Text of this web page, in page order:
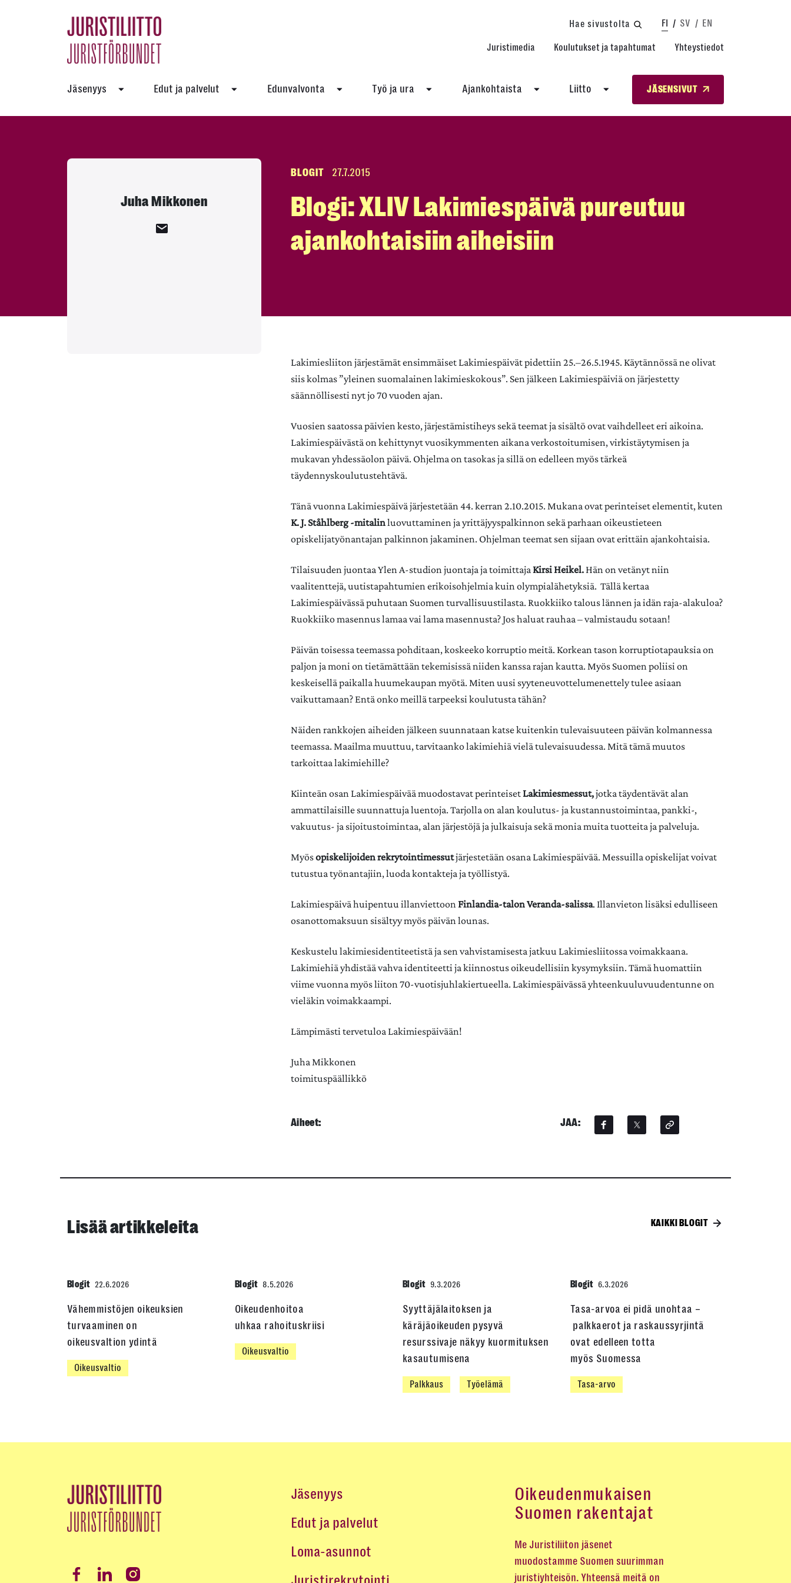
Hae sivustolta FI SV EN
Juristimedia Koulutukset ja tapahtumat Yhteystiedot
Jäsenyys Edut ja palvelut Edunvalvonta Työ ja ura Ajankohtaista Liitto JÄSENSIVUT
BLOGIT 27.7.2015
Blogi: XLIV Lakimiespäivä pureutuu
ajankohtaisiin aiheisiin
Juha Mikkonen
Lakimiesliiton järjestämät ensimmäiset Lakimiespäivät pidettiin 25.–26.5.1945. Käytännössä ne olivat
siis kolmas ”yleinen suomalainen lakimieskokous”. Sen jälkeen Lakimiespäiviä on järjestetty
säännöllisesti nyt jo 70 vuoden ajan.
Vuosien saatossa päivien kesto, järjestämistiheys sekä teemat ja sisältö ovat vaihdelleet eri aikoina.
Lakimiespäivästä on kehittynyt vuosikymmenten aikana verkostoitumisen, virkistäytymisen ja
mukavan yhdessäolon päivä. Ohjelma on tasokas ja sillä on edelleen myös tärkeä
täydennyskoulutustehtävä.
Tänä vuonna Lakimiespäivä järjestetään 44. kerran 2.10.2015. Mukana ovat perinteiset elementit, kuten
K. J. Ståhlberg -mitalinluovuttaminen ja yrittäjyyspalkinnon sekä parhaan oikeustieteen
opiskelijatyönantajan palkinnon jakaminen. Ohjelman teemat sen sijaan ovat erittäin ajankohtaisia.
Tilaisuuden juontaa Ylen A-studion juontaja ja toimittajaKirsi Heikel.Hän on vetänyt niin
vaalitenttejä, uutistapahtumien erikoisohjelmia kuin olympialähetyksiä. Tällä kertaa
Lakimiespäivässä puhutaan Suomen turvallisuustilasta. Ruokkiiko talous lännen ja idän raja-alakuloa?
Ruokkiiko masennus lamaa vai lama masennusta? Jos haluat rauhaa – valmistaudu sotaan!
Päivän toisessa teemassa pohditaan, koskeeko korruptio meitä. Korkean tason korruptiotapauksia on
paljon ja moni on tietämättään tekemisissä niiden kanssa rajan kautta. Myös Suomen poliisi on
keskeisellä paikalla huumekaupan myötä. Miten uusi syyteneuvottelumenettely tulee asiaan
vaikuttamaan? Entä onko meillä tarpeeksi koulutusta tähän?
Näiden rankkojen aiheiden jälkeen suunnataan katse kuitenkin tulevaisuuteen päivän kolmannessa
teemassa. Maailma muuttuu, tarvitaanko lakimiehiä vielä tulevaisuudessa. Mitä tämä muutos
tarkoittaa lakimiehille?
Kiinteän osan Lakimiespäivää muodostavat perinteisetLakimiesmessut,jotka täydentävät alan
ammattilaisille suunnattuja luentoja. Tarjolla on alan koulutus- ja kustannustoimintaa, pankki-,
vakuutus- ja sijoitustoimintaa, alan järjestöjä ja julkaisuja sekä monia muita tuotteita ja palveluja.
Myösopiskelijoiden rekrytointimessutjärjestetään osana Lakimiespäivää. Messuilla opiskelijat voivat
tutustua työnantajiin, luoda kontakteja ja työllistyä.
Lakimiespäivä huipentuu illanviettoonFinlandia-talon Veranda-salissa. Illanvieton lisäksi edulliseen
osanottomaksuun sisältyy myös päivän lounas.
Keskustelu lakimiesidentiteetistä ja sen vahvistamisesta jatkuu Lakimiesliitossa voimakkaana.
Lakimiehiä yhdistää vahva identiteetti ja kiinnostus oikeudellisiin kysymyksiin. Tämä huomattiin
viime vuonna myös liiton 70-vuotisjuhlakiertueella. Lakimiespäivässä yhteenkuuluvuudentunne on
vieläkin voimakkaampi.
Lämpimästi tervetuloa Lakimiespäivään!
Juha Mikkonen
toimituspäällikkö
Aiheet: JAA:
Lisää artikkeleita KAIKKI BLOGIT
Blogit 22.6.2026
Vähemmistöjen oikeuksien
turvaaminen on
oikeusvaltion ydintä
Oikeusvaltio
Blogit 8.5.2026
Oikeudenhoitoa
uhkaa rahoituskriisi
Oikeusvaltio
Blogit 9.3.2026
Syyttäjälaitoksen ja
käräjäoikeuden pysyvä
resurssivaje näkyy kuormituksen
kasautumisena
Palkkaus Työelämä
Blogit 6.3.2026
Tasa-arvoa ei pidä unohtaa –
palkkaerot ja raskaussyrjintä
ovat edelleen totta
myös Suomessa
Tasa-arvo
Jäsenyys
Edut ja palvelut
Loma-asunnot
Oikeudenmukaisen
Suomen rakentajat
Me Juristiliiton jäsenet
muodostamme Suomen suurimman
juristiyhteisön. Yhteensä meitä on